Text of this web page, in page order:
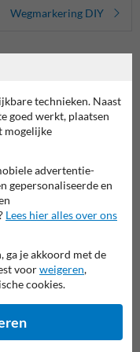
Wegmarkering DIY
voorzien van een
ml is de perfecte lak
hout, beton en
voor intensief
krassen, weersinvloeden
wit, zodat je
Ideaal voor
volledig uitgehard na
efficiënt onderhoud,
technieken. Naast
goed werkt, plaatsen
mogelijke
advertentie-
gepersonaliseerde en
Lees hier alles over ons
ga je akkoord met de
voorweigeren,
cookies.